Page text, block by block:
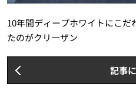
10年間ディープホワイトにこ
たのがクリーザン
記事